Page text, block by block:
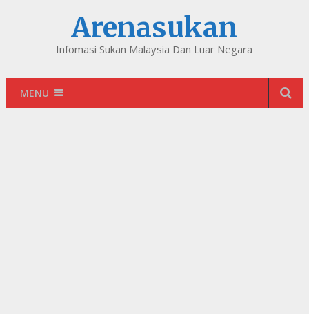
Arenasukan
Infomasi Sukan Malaysia Dan Luar Negara
MENU